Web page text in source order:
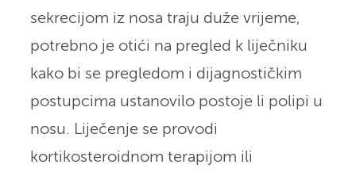
sekrecijom iz nosa traju duže vrijeme,
potrebno je otići na pregled k liječniku
kako bi se pregledom i dijagnostičkim
postupcima ustanovilo postoje li polipi u
nosu. Liječenje se provodi
kortikosteroidnom terapijom ili